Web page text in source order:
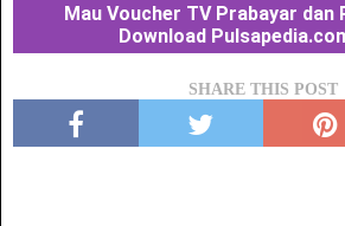
Mau Voucher TV Prabayar dan
Download
SHARE THIS POST